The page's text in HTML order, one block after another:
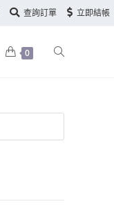
查詢訂單 立即結帳
0